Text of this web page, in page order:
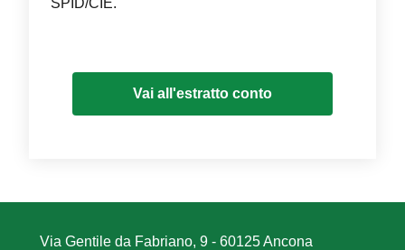
SPID/CIE.
Vai all'estratto conto
Via Gentile da Fabriano, 9 - 60125 Ancona